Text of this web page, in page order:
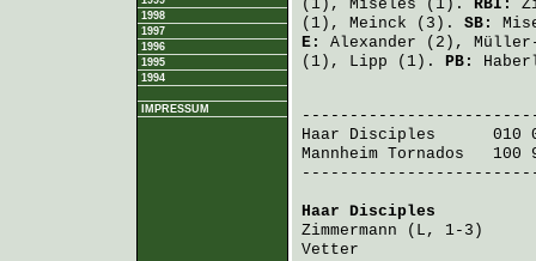
1998
1997
1996
1995
1994
IMPRESSUM
(1), Miseles (1). RBI:
(1), Meinck (3). SB:
E: Alexander (2),
(1), Lipp (1). PB:
Haar Disciples
010
Mannheim Tornados
100
Haar Disciples
Zimmermann (L, 1-3)
Vetter